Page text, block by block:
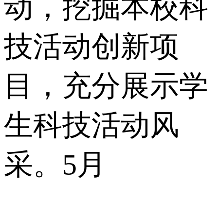
动，挖掘本校科
技活动创新项
目，充分展示学
生科技活动风
采。5月